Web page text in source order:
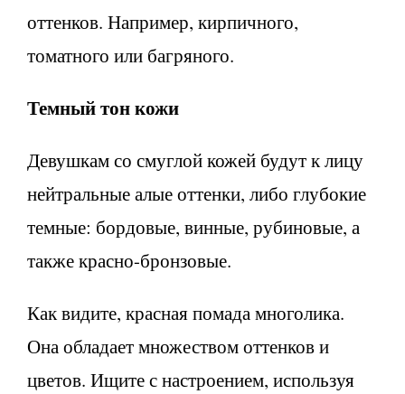
оттенков. Например, кирпичного,
томатного или багряного.
Темный тон кожи
Девушкам со смуглой кожей будут к лицу
нейтральные алые оттенки, либо глубокие
темные: бордовые, винные, рубиновые, а
также красно-бронзовые.
Как видите, красная помада многолика.
Она обладает множеством оттенков и
цветов. Ищите с настроением, используя